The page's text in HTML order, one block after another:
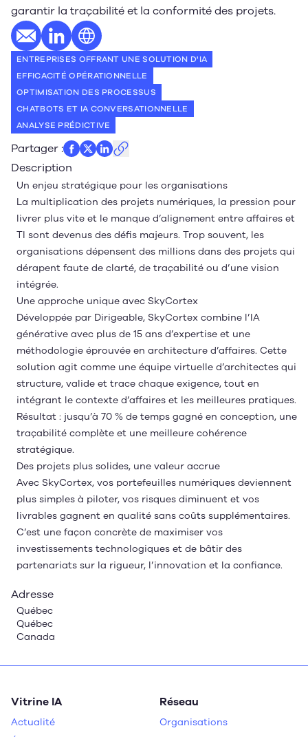
garantir la traçabilité et la conformité des projets.
E-mailProfil LinkedIn
Site web
ENTREPRISES OFFRANT UNE SOLUTION D'IA
EFFICACITÉ OPÉRATIONNELLE
OPTIMISATION DES PROCESSUS
CHATBOTS ET IA CONVERSATIONNELLE
ANALYSE PRÉDICTIVE
Partager :
Description
Un enjeu stratégique pour les organisations
La multiplication des projets numériques, la pression pour
livrer plus vite et le manque d’alignement entre affaires et
TI sont devenus des défis majeurs. Trop souvent, les
organisations dépensent des millions dans des projets qui
dérapent faute de clarté, de traçabilité ou d’une vision
intégrée.
Une approche unique avec SkyCortex
Développée par Dirigeable, SkyCortex combine l’IA
générative avec plus de 15 ans d’expertise et une
méthodologie éprouvée en architecture d’affaires. Cette
solution agit comme une équipe virtuelle d’architectes qui
structure, valide et trace chaque exigence, tout en
intégrant le contexte d’affaires et les meilleures pratiques.
Résultat : jusqu’à 70 % de temps gagné en conception, une
traçabilité complète et une meilleure cohérence
stratégique.
Des projets plus solides, une valeur accrue
Avec SkyCortex, vos portefeuilles numériques deviennent
plus simples à piloter, vos risques diminuent et vos
livrables gagnent en qualité sans coûts supplémentaires.
C’est une façon concrète de maximiser vos
investissements technologiques et de bâtir des
partenariats sur la rigueur, l’innovation et la confiance.
Adresse
Québec
Québec
Canada
Vitrine IA
Actualité
Réseau
Organisations